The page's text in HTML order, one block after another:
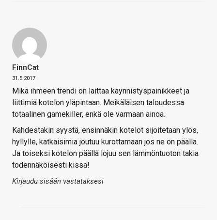
FinnCat
31.5.2017
Mikä ihmeen trendi on laittaa käynnistyspainikkeet ja
liittimiä kotelon yläpintaan. Meikäläisen taloudessa
totaalinen gamekiller, enkä ole varmaan ainoa.
Kahdestakin syystä, ensinnäkin kotelot sijoitetaan ylös,
hyllylle, katkaisimia joutuu kurottamaan jos ne on päällä.
Ja toiseksi kotelon päällä lojuu sen lämmöntuoton takia
todennäköisesti kissa!
Kirjaudu sisään vastataksesi